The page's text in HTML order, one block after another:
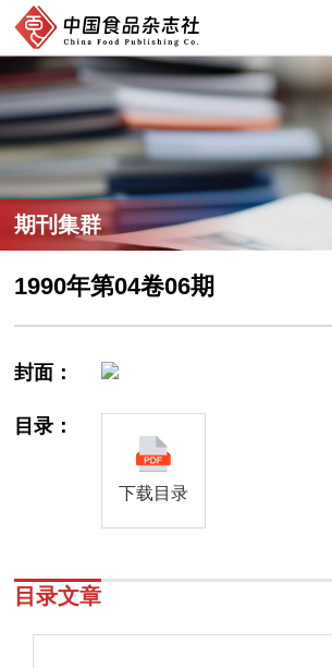
期刊集群
1990年第04卷06期
封面：
目录：
下载目录
目录文章